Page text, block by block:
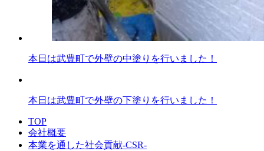
本日は武豊町で外壁の中塗りを行いました！
本日は武豊町で外壁の下塗りを行いました！
TOP
会社概要
本業を通した社会貢献-CSR-